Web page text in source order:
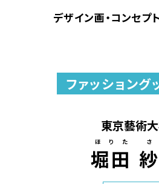
デザイン画・コンセプ
ファッショング
東京藝術
堀田
ほりた さ